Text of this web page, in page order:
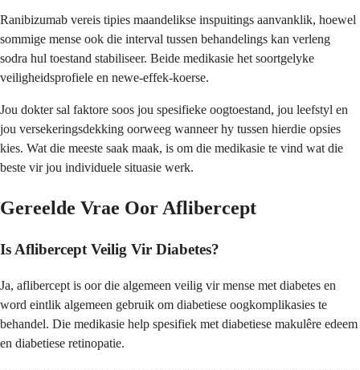
Ranibizumab vereis tipies maandelikse inspuitings aanvanklik, hoewel
sommige mense ook die interval tussen behandelings kan verleng
sodra hul toestand stabiliseer. Beide medikasie het soortgelyke
veiligheidsprofiele en newe-effek-koerse.
Jou dokter sal faktore soos jou spesifieke oogtoestand, jou leefstyl en
jou versekeringsdekking oorweeg wanneer hy tussen hierdie opsies
kies. Wat die meeste saak maak, is om die medikasie te vind wat die
beste vir jou individuele situasie werk.
Gereelde Vrae Oor Aflibercept
Is Aflibercept Veilig Vir Diabetes?
Ja, aflibercept is oor die algemeen veilig vir mense met diabetes en
word eintlik algemeen gebruik om diabetiese oogkomplikasies te
behandel. Die medikasie help spesifiek met diabetiese makulêre edeem
en diabetiese retinopatie.